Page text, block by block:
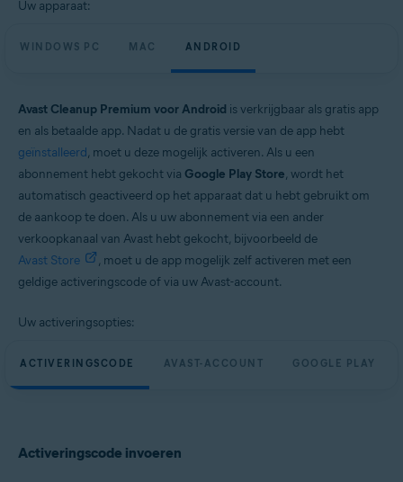
Avast Cleanup Premium
Windows, macOS en Android
Uw apparaat:
WINDOWS PC MAC ANDROID
Avast Cleanup Premium voor Android is verkrijgbaar als gratis app
en als betaalde app. Nadat u de gratis versie van de app hebt
geïnstalleerd, moet u deze mogelijk activeren. Als u een
abonnement hebt gekocht via Google Play Store, wordt het
automatisch geactiveerd op het apparaat dat u hebt gebruikt om
de aankoop te doen. Als u uw abonnement via een ander
verkoopkanaal van Avast hebt gekocht, bijvoorbeeld de
Avast Store
, moet u de app mogelijk zelf activeren met een
geldige activeringscode of via uw Avast-account.
Uw activeringsopties:
ACTIVERINGSCODE AVAST-ACCOUNT GOOGLE PLAY
Activeringscode invoeren